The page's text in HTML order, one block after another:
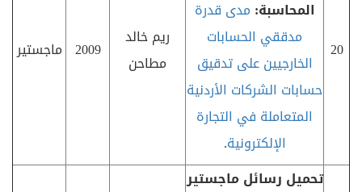
20
المحاسبة: مدى قدرة
مدققي الحسابات
الخارجيين على تدقيق
حسابات الشركات الأردنية
المتعاملة في التجارة
الإلكترونية.
ريم خالد
مطاحن
2009 ماجستير
تحميل رسائل ماجستير